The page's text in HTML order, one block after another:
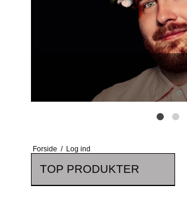
Forside / Log ind
TOP PRODUKTER